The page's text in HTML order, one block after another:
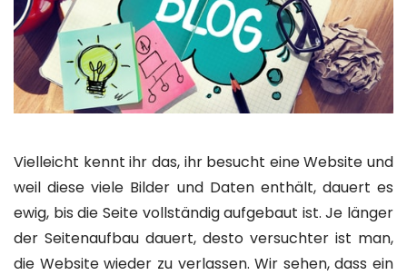
Vielleicht kennt ihr das, ihr besucht eine Website und
weil diese viele Bilder und Daten enthält, dauert es
ewig, bis die Seite vollständig aufgebaut ist. Je länger
der Seitenaufbau dauert, desto versuchter ist man,
die Website wieder zu verlassen. Wir sehen, dass ein